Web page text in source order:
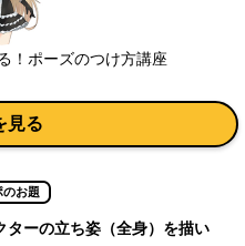
！ポーズのつけ方講座
見る
のお題
ターの立ち姿（全身）を描い